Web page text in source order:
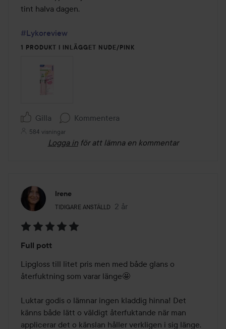
tint halva dagen.
#Lykoreview
1 PRODUKT I INLÄGGET NUDE/PINK
Gilla Kommentera
584 visningar
Logga in för att lämna en kommentar
Irene
TIDIGARE ANSTÄLLD
Användarens roll: Tidigare anställd.
2 år
Inlägget skapades 2 år
5
av
5
Full pott
Lipgloss till litet pris men med både glans o
återfuktning som varar länge🤩
Luktar godis o lämnar ingen kladdig hinna! Det
känns både lätt o väldigt återfuktande när man
applicerar det o känslan håller verkligen i sig länge.